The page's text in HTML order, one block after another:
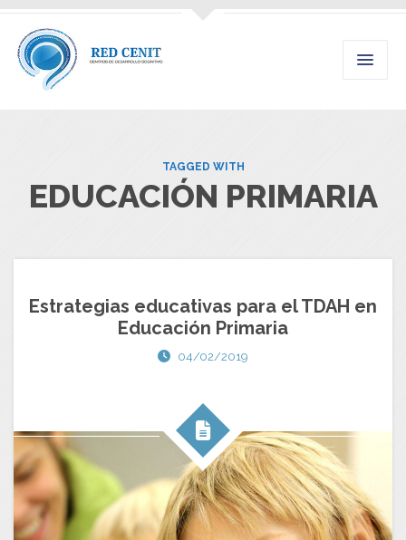
TAGGED WITH
EDUCACIÓN PRIMARIA
Estrategias educativas para el TDAH en
Educación Primaria
04/02/2019